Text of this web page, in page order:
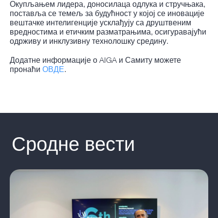
Окупљањем лидера, доносилаца одлука и стручњака,
поставља се темељ за будућност у којој се иновације
вештачке интелигенције усклађују са друштвеним
вредностима и етичким разматрањима, осигуравајући
одрживу и инклузивну технолошку средину.
Додатне информације о AIGA и Самиту можете
пронаћи ОВДЕ.